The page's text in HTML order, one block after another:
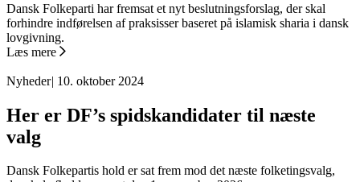
Dansk Folkeparti har fremsat et nyt beslutningsforslag, der skal
forhindre indførelsen af praksisser baseret på islamisk sharia i dansk
lovgivning.
Læs mere
Nyheder| 10. oktober 2024
Her er DF’s spidskandidater til næste
valg
Dansk Folkepartis hold er sat frem mod det næste folketingsvalg,